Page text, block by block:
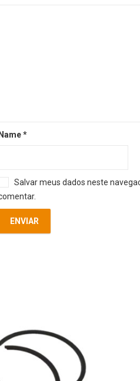
Name*
Salvar meus dados neste